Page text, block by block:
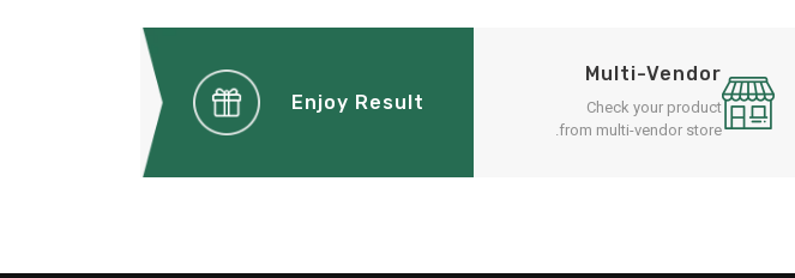
Multi-Vendor
Check your product
from multi-vendor store.
Enjoy Result